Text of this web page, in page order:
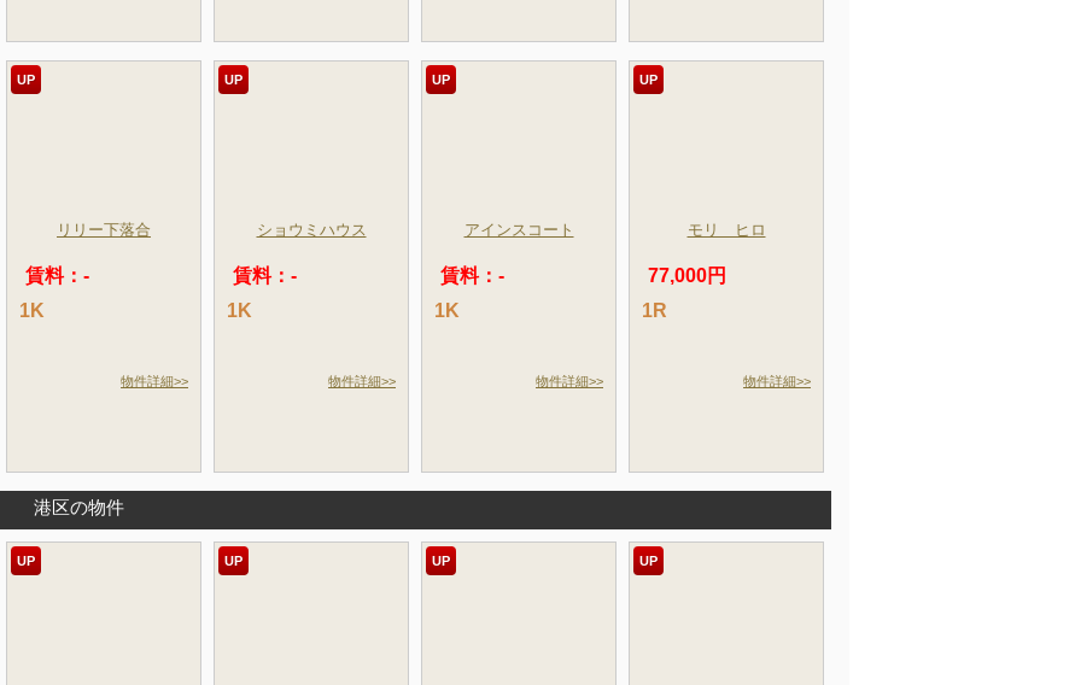
UP
リリー下落合
賃料：-
1K
物件詳細>>
UP
ショウミハウス
賃料：-
1K
物件詳細>>
UP
アインスコート
賃料：-
1K
物件詳細>>
UP
モリ ヒロ
77,000円
1R
物件詳細>>
港区の物件
UP UP UP UP